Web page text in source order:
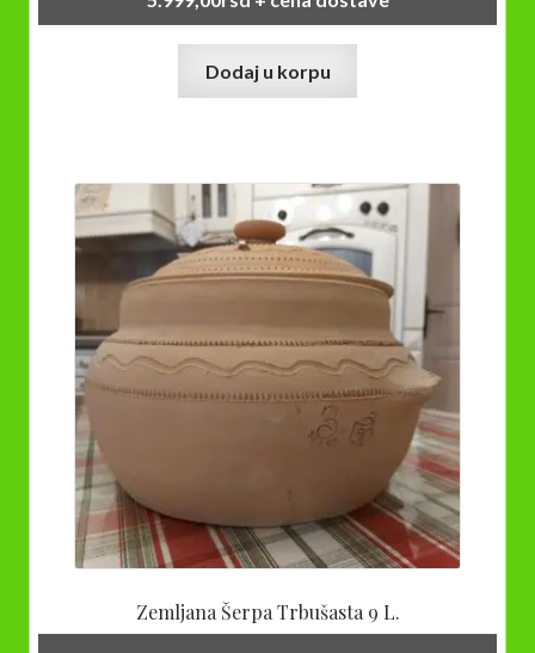
Dodaj u korpu
Zemljana Šerpa Trbušasta 9 L.